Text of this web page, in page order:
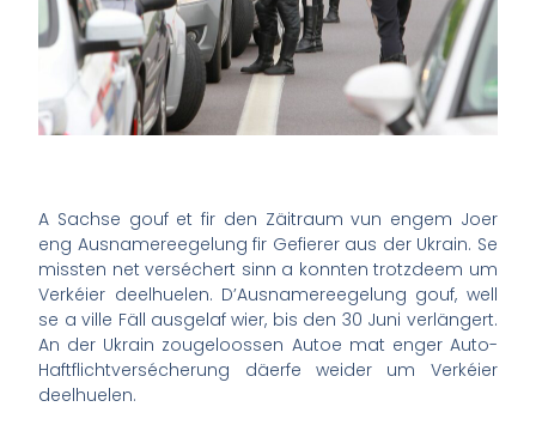
A Sachse gouf et fir den Zäitraum vun engem Joer
eng Ausnamereegelung fir Gefierer aus der Ukrain. Se
missten net verséchert sinn a konnten trotzdeem um
Verkéier deelhuelen. D’Ausnamereegelung gouf, well
se a ville Fäll ausgelaf wier, bis den 30 Juni verlängert.
An der Ukrain zougeloossen Autoe mat enger Auto-
Haftflichtversécherung däerfe weider um Verkéier
deelhuelen.